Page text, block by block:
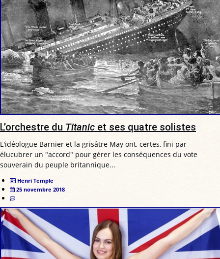
L’orchestre du Titanic et ses quatre solistes
L'idéologue Barnier et la grisâtre May ont, certes, fini par
élucubrer un "accord" pour gérer les conséquences du vote
souverain du peuple britannique...
Henri Temple
25 novembre 2018